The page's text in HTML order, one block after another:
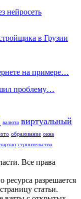
нейросеть
в Грузии
на примере…
проблему…
валюта виртуальный
образование окна
строительство
Все права
разрешается
статьи.